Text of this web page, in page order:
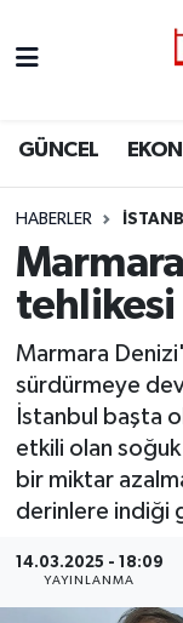
GÜNCEL
HABERLER
Marmara
sürdürmeye
İstanbul başta
etkili olan
bir miktar
derinlere indiği
14.03.2025 - 18:09
YAYINLANMA
EKONOMİ
İSTANBUL
DÜNYA
MAGAZİN
KÜLTÜR
SAĞLIK
BİLİM VE
Nöbetçi
Hava
Trafik
Süper Lig
Son Dakika
Haber Arşivi